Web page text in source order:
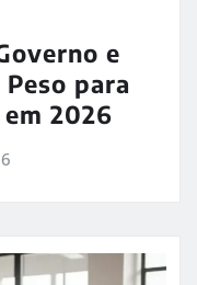
e
para
2026